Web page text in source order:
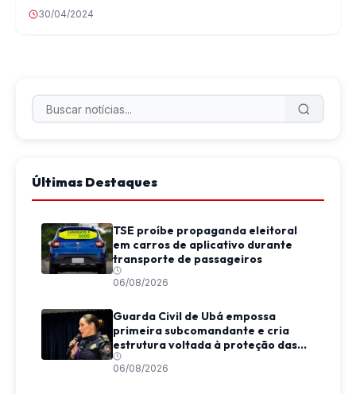
30/04/2024
Últimas Destaques
TSE proíbe propaganda eleitoral
em carros de aplicativo durante
transporte de passageiros
06/08/2026
Guarda Civil de Ubá empossa
primeira subcomandante e cria
estrutura voltada à proteção das
mulheres
06/08/2026